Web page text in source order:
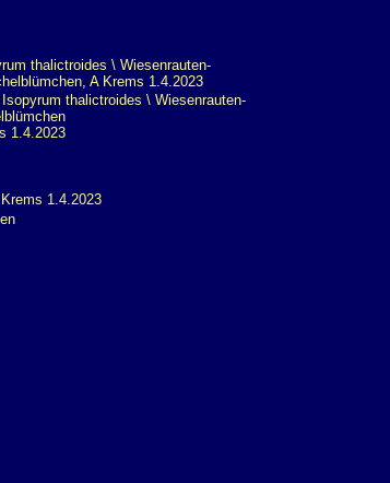
Isopyrum thalictroides \ Wiesenrauten-
1.4.2023